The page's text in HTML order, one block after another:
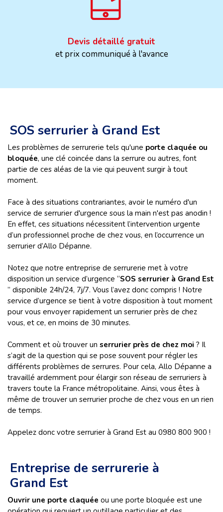
Devis détaillé gratuit
et prix communiqué à l'avance
SOS serrurier à Grand Est
Les problèmes de serrurerie tels qu'une porte claquée ou
bloquée, une clé coincée dans la serrure ou autres, font
partie de ces aléas de la vie qui peuvent surgir à tout
moment.
Face à des situations contrariantes, avoir le numéro d'un
service de serrurier d'urgence sous la main n'est pas anodin !
En effet, ces situations nécessitent l’intervention urgente
d’un professionnel proche de chez vous, en l’occurrence un
serrurier d’Allo Dépanne.
Notez que notre entreprise de serrurerie met à votre
disposition un service d’urgence “SOS serrurier à Grand Est
” disponible 24h/24, 7j/7. Vous l’avez donc compris ! Notre
service d’urgence se tient à votre disposition à tout moment
pour vous envoyer rapidement un serrurier près de chez
vous, et ce, en moins de 30 minutes.
Comment et où trouver un serrurier près de chez moi ? Il
s’agit de la question qui se pose souvent pour régler les
différents problèmes de serrures. Pour cela, Allo Dépanne a
travaillé ardemment pour élargir son réseau de serruriers à
travers toute la France métropolitaine. Ainsi, vous êtes à
même de trouver un serrurier proche de chez vous en un rien
de temps.
Appelez donc votre serrurier à Grand Est au 0980 800 900 !
Entreprise de serrurerie à
Grand Est
Ouvrir une porte claquée ou une porte bloquée est une